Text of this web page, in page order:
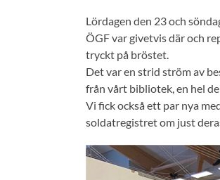
Lördagen den 23 och
ÖGF var givetvis där och
tryckt på bröstet.
Det var en strid ström av
från vårt bibliotek, en hel
Vi fick också ett par nya
soldatregistret om just